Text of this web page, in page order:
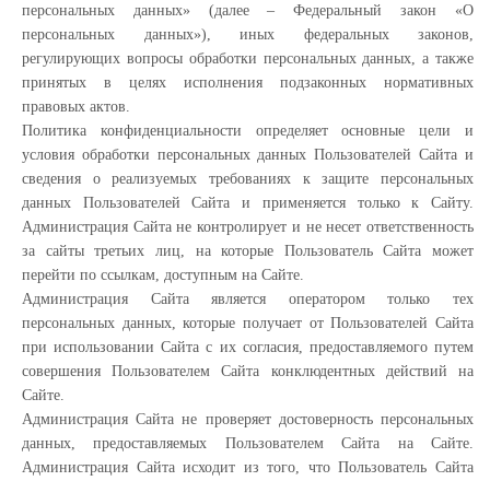
персональных данных» (далее – Федеральный закон «О
персональных данных»), иных федеральных законов,
регулирующих вопросы обработки персональных данных, а также
принятых в целях исполнения подзаконных нормативных
правовых актов.
Политика конфиденциальности определяет основные цели и
условия обработки персональных данных Пользователей Сайта и
сведения о реализуемых требованиях к защите персональных
данных Пользователей Сайта и применяется только к Сайту.
Администрация Сайта не контролирует и не несет ответственность
за сайты третьих лиц, на которые Пользователь Сайта может
перейти по ссылкам, доступным на Сайте.
Администрация Сайта является оператором только тех
персональных данных, которые получает от Пользователей Сайта
при использовании Сайта с их согласия, предоставляемого путем
совершения Пользователем Сайта конклюдентных действий на
Сайте.
Администрация Сайта не проверяет достоверность персональных
данных, предоставляемых Пользователем Сайта на Сайте.
Администрация Сайта исходит из того, что Пользователь Сайта